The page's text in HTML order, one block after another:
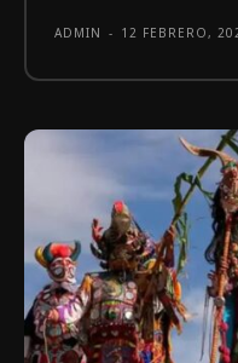
ADMIN - 12 FEBRERO,